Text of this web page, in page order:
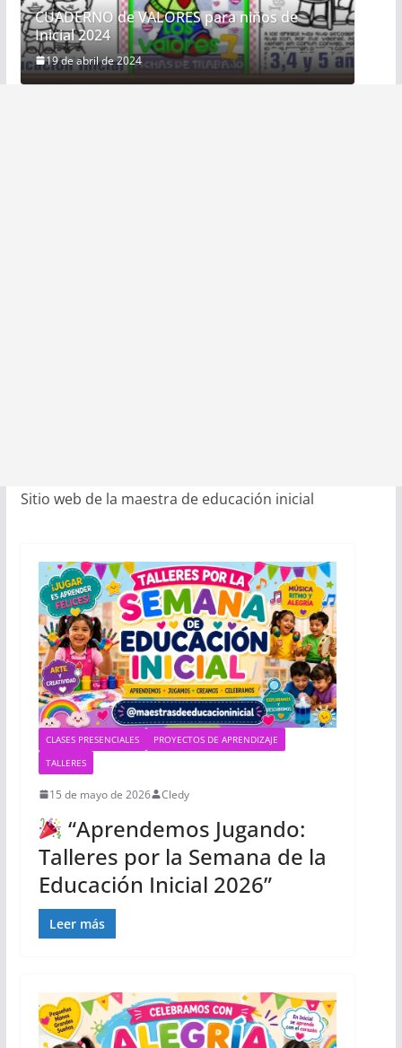
CUADERNO de VALORES para niños de
Inicial 2024
19 de abril de 2024
Sitio web de la maestra de educación inicial
CLASES PRESENCIALES
PROYECTOS DE APRENDIZAJE
TALLERES
15 de mayo de 2026 Cledy
“Aprendemos Jugando:
Talleres por la Semana de la
Educación Inicial 2026”
Leer más